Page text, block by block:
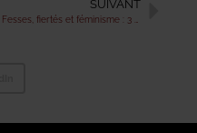
SUIVANT